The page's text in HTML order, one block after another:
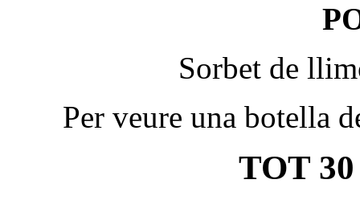
Sorbet de
Per veure una botella
TOT